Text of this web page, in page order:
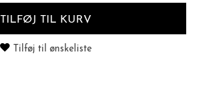
TILFØJ TIL KURV
Tilføj til ønskeliste